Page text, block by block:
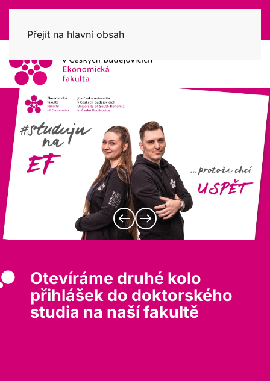
Přejít na hlavní obsah
Otevíráme druhé kolo
přihlášek do doktorského
studia na naší fakultě